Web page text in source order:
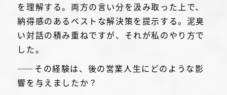
を理解する。両方の言い分を汲み取った上で、
納得感のあるベストな解決策を提示する。泥臭
い対話の積み重ねですが、それが私のやり方で
した。
――その経験は、後の営業人生にどのような影
響を与えましたか？